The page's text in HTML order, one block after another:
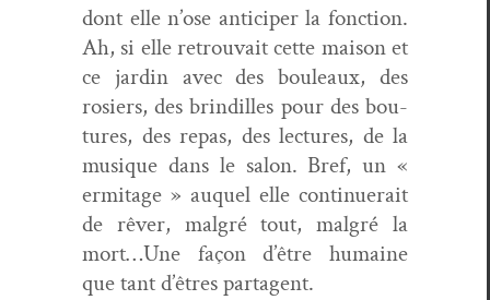
dont elle n’ose anticiper la fonc­tion.
Ah, si elle retrou­vait cette mai­son et
ce jardin avec des bouleaux, des
rosiers, des brindilles pour des bou­
tures, des repas, des lec­tures, de la
musique dans le salon. Bref, un «
ermitage » auquel elle con­tin­uerait
de rêver, mal­gré tout, mal­gré la
mort…Une façon d’être humaine
que tant d’êtres partagent.